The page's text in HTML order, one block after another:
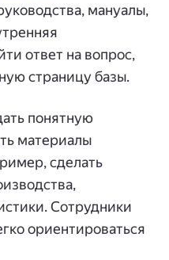
мануалы,
ответ на вопрос,
страницу базы.
понятную
материалы
сделать
Сотрудники
ориентироваться